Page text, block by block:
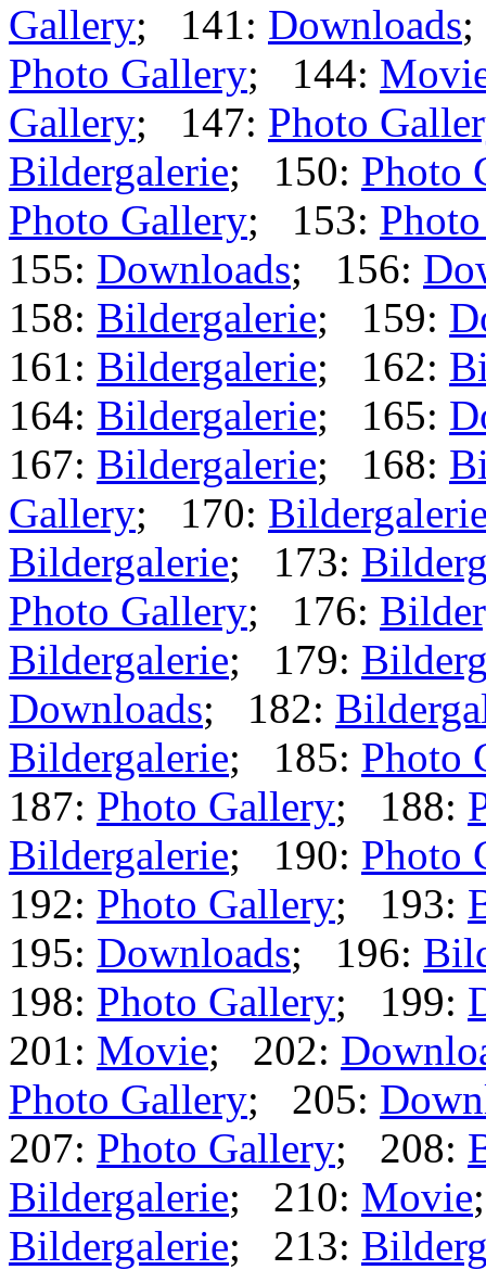
Gallery; 141: Downloads
Photo Gallery; 144:
Gallery; 147: Photo
Bildergalerie; 150: Photo
Photo Gallery; 153:
155: Downloads; 156:
158: Bildergalerie; 159:
161: Bildergalerie; 162:
164: Bildergalerie; 165:
167: Bildergalerie; 168:
Gallery; 170:
Bildergalerie; 173:
Photo Gallery; 176:
Bildergalerie; 179:
Downloads; 182:
Bildergalerie; 185: Photo
187: Photo Gallery; 188:
Bildergalerie; 190: Photo
192: Photo Gallery; 193:
195: Downloads; 196:
198: Photo Gallery; 199:
201: Movie; 202:
Photo Gallery; 205:
207: Photo Gallery; 208:
Bildergalerie; 210: Movie
Bildergalerie; 213: